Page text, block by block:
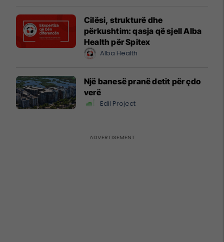
Cilësi, strukturë dhe
përkushtim: qasja që sjell Alba
Health për Spitex
Alba Health
Një banesë pranë detit për çdo
verë
Edil Project